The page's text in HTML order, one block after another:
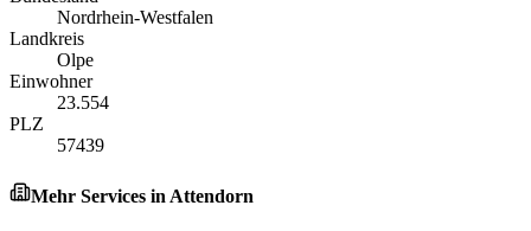
Nordrhein-Westfalen
Landkreis
Olpe
Einwohner
23.554
PLZ
57439
Mehr Services in Attendorn